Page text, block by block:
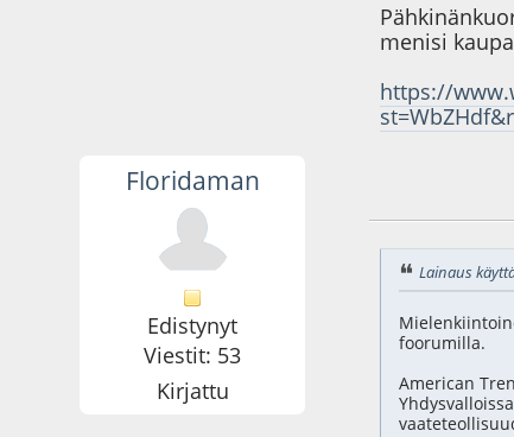
menisi
https://
Floridaman
Edistynyt
Viestit: 53
Kirjattu
Lainaus
foorumilla.
American